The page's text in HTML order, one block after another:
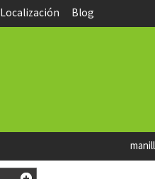
Localización Blog